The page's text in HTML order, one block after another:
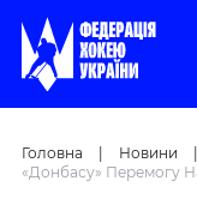
Головна Новини
«Донбасу» Перемогу